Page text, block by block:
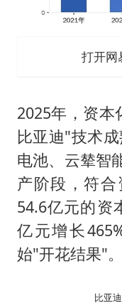
打开网
2025年，资
比亚迪"技术
电池、云辇智
产阶段，符合
54.6亿元的资
亿元增长
始"开花结果"。